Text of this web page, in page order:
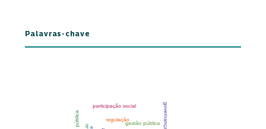
Palavras-chave